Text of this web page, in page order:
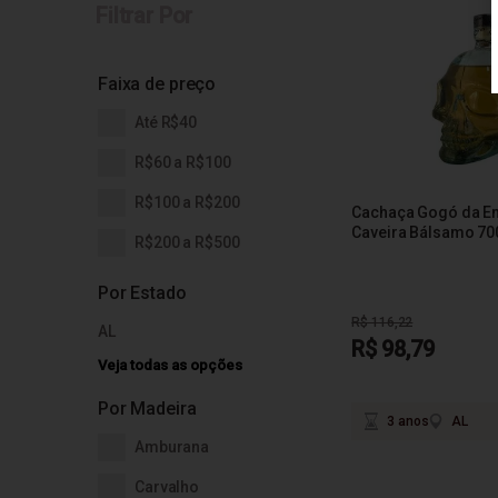
Por Estado
AL
Veja todas as opções
Por Madeira
Amburana
Carvalho
Faixa de preço
Até R$40
R$60 a R$100
R$100 a R$200
R$200 a R$500
Cachaça Gogó da
Caveira Bálsamo
R$ 116,22
R$ 98,79
3 anos AL